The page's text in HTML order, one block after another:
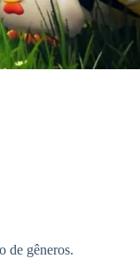
de gêneros.